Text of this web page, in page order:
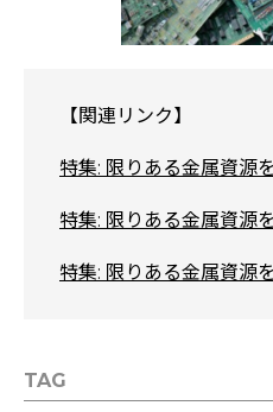
【関連リンク】
特集: 限りある金属資源
特集: 限りある金属資源
特集: 限りある金属資源
TAG